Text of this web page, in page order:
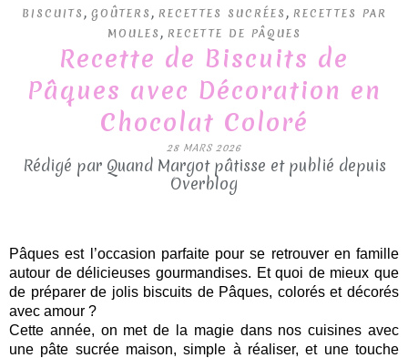
BISCUITS , GOÛTERS , RECETTES SUCRÉES , RECETTES PAR
MOULES , RECETTE DE PÂQUES
Recette de Biscuits de
Pâques avec Décoration en
Chocolat Coloré
28 MARS 2026
Rédigé par Quand Margot pâtisse et publié depuis
Overblog
Pâques est l’occasion parfaite pour se retrouver en famille
autour de délicieuses gourmandises. Et quoi de mieux que
de préparer de jolis biscuits de Pâques, colorés et décorés
avec amour ?
Cette année, on met de la magie dans nos cuisines avec
une pâte sucrée maison, simple à réaliser, et une touche